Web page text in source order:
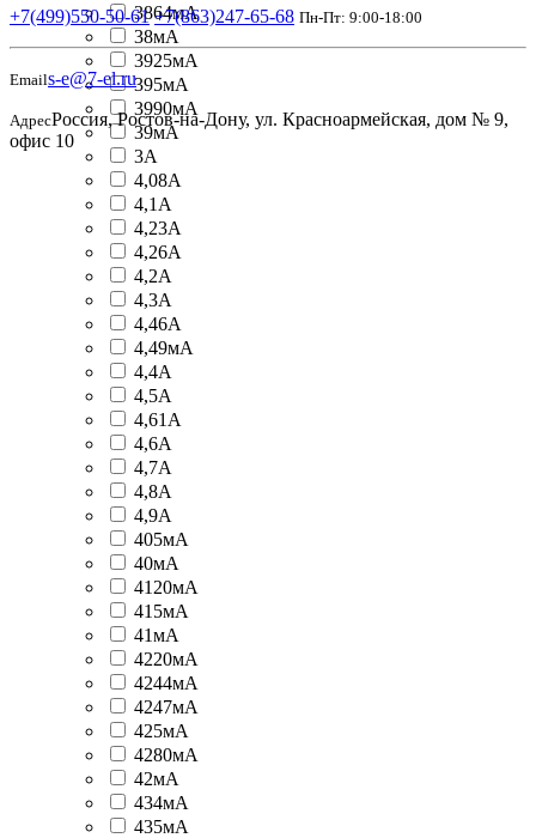
3864мА
38мА
3925мА
395мА
3990мА
39мА
3А
4,08А
4,1А
4,23А
4,26А
4,2А
4,3А
4,46А
4,49мА
4,4А
4,5А
4,61А
4,6А
4,7А
4,8А
4,9А
405мА
40мА
4120мА
415мА
41мА
4220мА
4244мА
4247мА
425мА
4280мА
42мА
434мА
435мА
+7(499)550-50-61 +7(863)247-65-68 Пн-Пт: 9:00-18:00
Emails-e@7-el.ru
АдресРоссия, Ростов-на-Дону, ул. Красноармейская, дом № 9,
офис 10